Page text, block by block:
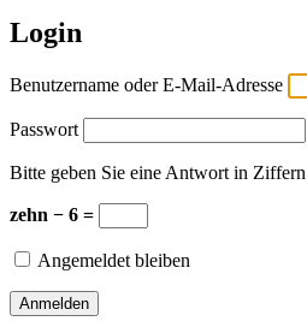
Login
Benutzername oder E-Mail-Adresse
Passwort
Bitte geben Sie eine Antwort in
zehn − 6 =
Angemeldet bleiben